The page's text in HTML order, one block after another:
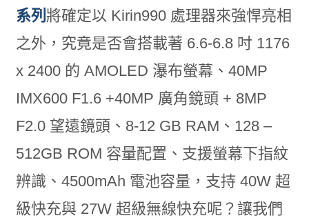
系列 將確定以 Kirin990 處理器來強悍亮相
之外，究竟是否會搭載著 6.6-6.8 吋 1176
x 2400 的 AMOLED 瀑布螢幕、40MP
IMX600 F1.6 +40MP 廣角鏡頭 + 8MP
F2.0 望遠鏡頭、8-12 GB RAM、128 –
512GB ROM 容量配置、支援螢幕下指紋
辨識、4500mAh 電池容量，支持 40W 超
級快充與 27W 超級無線快充呢？讓我們